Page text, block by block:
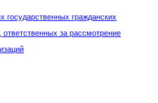
гражданских
за рассмотрение